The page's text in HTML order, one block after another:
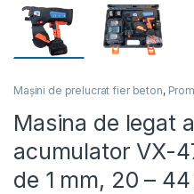
Mașini de prelucrat fier beton,
Masina de legat
acumulator VX-
de 1 mm, 20 –